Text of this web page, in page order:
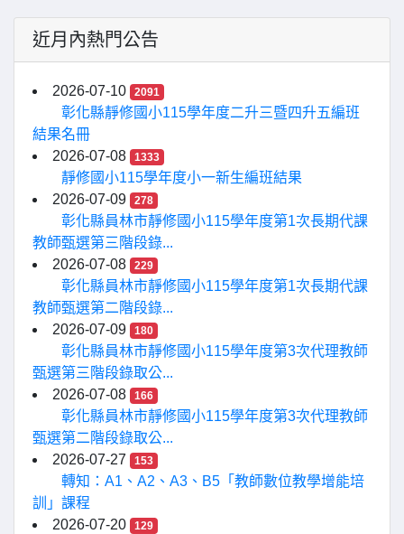
近月內熱門公告
2026-07-10 2091
彰化縣靜修國小115學年度二升三暨四升五編班
結果名冊
2026-07-08
1333
靜修國小115學年度小一新生編班結果
2026-07-09
278
彰化縣員林市靜修國小115學年度第1次長期代課
教師甄選第三階段錄...
2026-07-08
229
彰化縣員林市靜修國小115學年度第1次長期代課
教師甄選第二階段錄...
2026-07-09
180
彰化縣員林市靜修國小115學年度第3次代理教師
甄選第三階段錄取公...
2026-07-08
166
彰化縣員林市靜修國小115學年度第3次代理教師
甄選第二階段錄取公...
2026-07-27
153
轉知：A1、A2、A3、B5「教師數位教學增能培
訓」課程
2026-07-20
129